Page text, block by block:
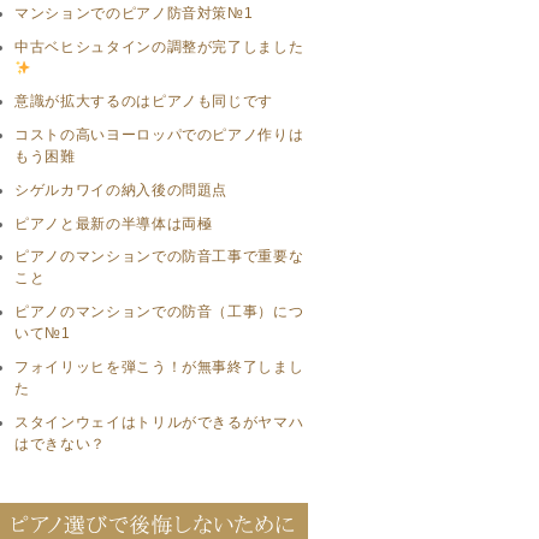
マンションでのピアノ防音対策№1
中古ベヒシュタインの調整が完了しました
意識が拡大するのはピアノも同じです
コストの高いヨーロッパでのピアノ作りは
もう困難
シゲルカワイの納入後の問題点
ピアノと最新の半導体は両極
ピアノのマンションでの防音工事で重要な
こと
ピアノのマンションでの防音（工事）につ
いて№1
フォイリッヒを弾こう！が無事終了しまし
た
スタインウェイはトリルができるがヤマハ
はできない？